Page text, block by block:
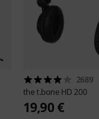
2689
the t.bone HD 200
19,90 €